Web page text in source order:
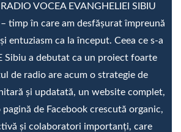
VOCEA EVANGHELIEI SIBIU
timp în care am desfășurat împreună
entuziasm ca la început. Ceea ce s-a
Sibiu a debutat ca un proiect foarte
de radio are acum o strategie de
și updatată, un website complet,
de Facebook crescută organic,
și colaboratori importanți, care